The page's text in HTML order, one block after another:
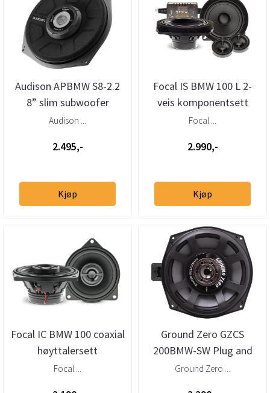
Audison APBMW S8-2.2
8” slim subwoofer
BMW/Mini 2 Ohm (stk)
Audison ...
2.495,-
Kjøp
Focal IS BMW 100 L 2-
veis komponentsett
Focal ...
2.990,-
Kjøp
Focal IC BMW 100 coaxial
høyttalersett
Focal ...
Ground Zero GZCS
200BMW-SW Plug and
Play 8” basskit til BMW
Ground Zero ...